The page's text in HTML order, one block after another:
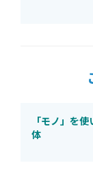
「モノ」を
体